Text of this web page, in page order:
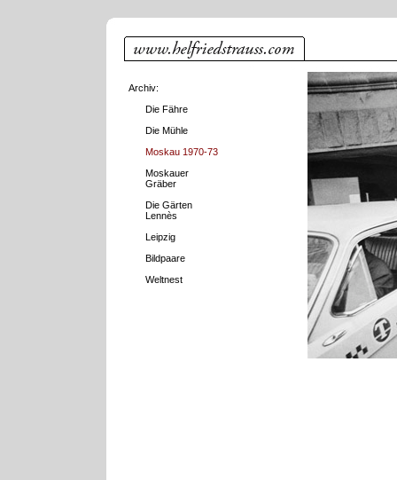
Archiv:
Die Fähre
Die Mühle
Moskau 1970-73
Moskauer
Gräber
Die Gärten
Lennès
Leipzig
Bildpaare
Weltnest